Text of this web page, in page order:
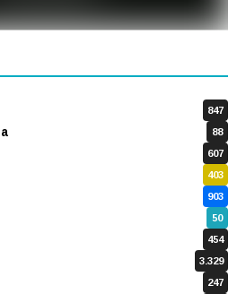
847
88
607
403
903
50
454
3.329
247